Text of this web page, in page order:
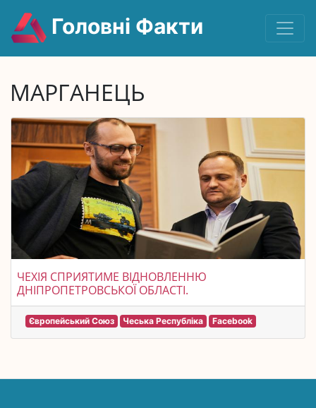
Головні Факти
МАРГАНЕЦЬ
ЧЕХІЯ СПРИЯТИМЕ ВІДНОВЛЕННЮ
ДНІПРОПЕТРОВСЬКОЇ ОБЛАСТІ.
Європейський Союз Чеська Республіка Facebook